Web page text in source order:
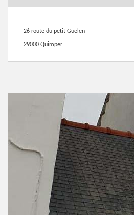
26 route du petit Guelen
29000 Quimper